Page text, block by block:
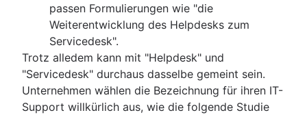
passen Formulierungen wie "die
Weiterentwicklung des Helpdesks zum
Servicedesk".
Trotz alledem kann mit "Helpdesk" und
"Servicedesk" durchaus dasselbe gemeint sein.
Unternehmen wählen die Bezeichnung für ihren IT-
Support willkürlich aus, wie die folgende Studie